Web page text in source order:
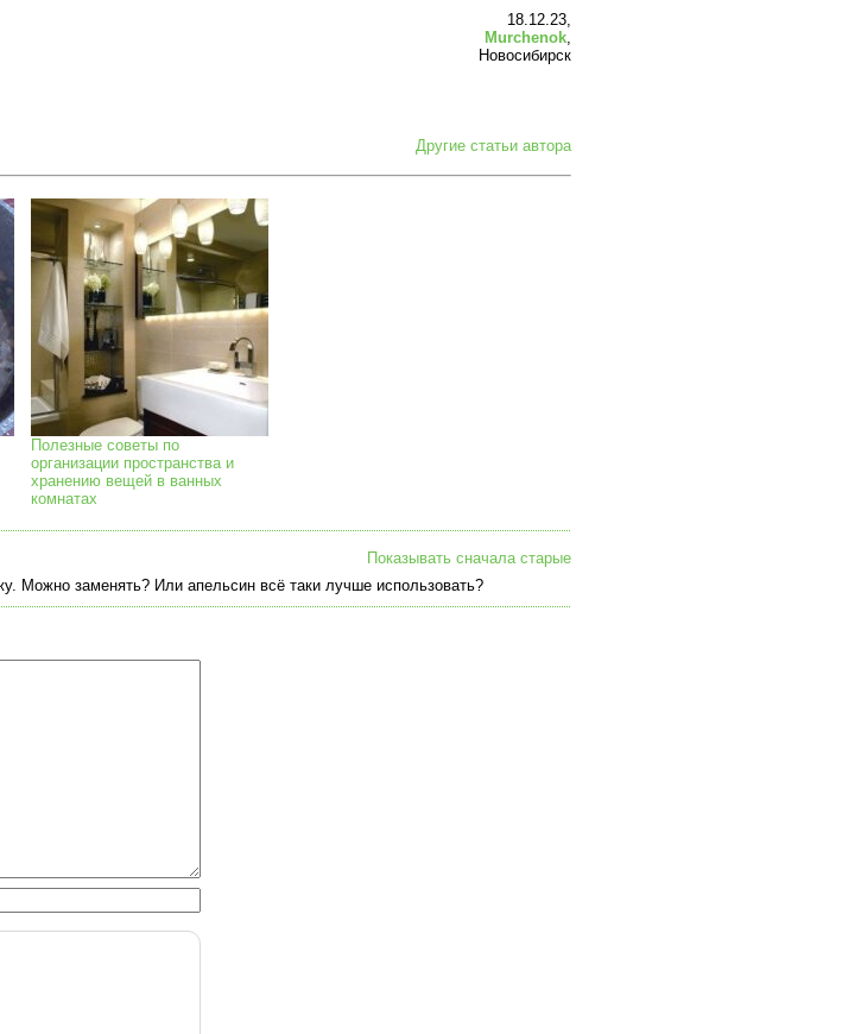
18.12.23,
Murchenok
Новосибирск
Другие статьи автора
Полезные советы по
организации пространства и
хранению вещей в ванных
комнатах
Показывать сначала старые
Можно заменять? Или апельсин всё таки лучше использовать?